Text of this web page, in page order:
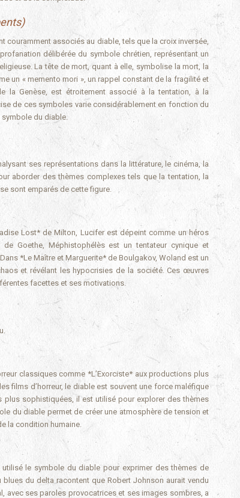
couramment associés au diable, tels que la croix inversée,
délibérée du symbole chrétien, représentant un
La tête de mort, quant à elle, symbolise la mort, la
un « memento mori », un rappel constant de la fragilité et
la Genèse, est étroitement associé à la tentation, à la
de ces symboles varie considérablement en fonction du
symbole du diable.
ses représentations dans la littérature, le cinéma, la
aborder des thèmes complexes tels que la tentation, la
sont emparés de cette figure.
Lost* de Milton, Lucifer est dépeint comme un héros
Goethe, Méphistophélès est un tentateur cynique et
*Le Maître et Marguerite* de Boulgakov, Woland est un
et révélant les hypocrisies de la société. Ces œuvres
facettes et ses motivations.
classiques comme *L’Exorciste* aux productions plus
films d’horreur, le diable est souvent une force maléfique
sophistiquées, il est utilisé pour explorer des thèmes
du diable permet de créer une atmosphère de tension et
la condition humaine.
le symbole du diable pour exprimer des thèmes de
du delta racontent que Robert Johnson aurait vendu
avec ses paroles provocatrices et ses images sombres, a